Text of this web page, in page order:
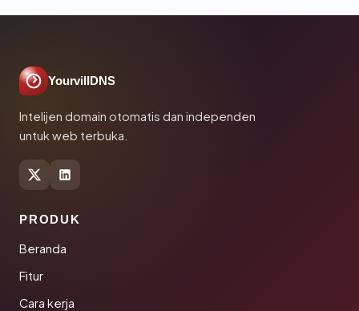
YourvillDNS
Intelijen domain otomatis dan independen
untuk web terbuka.
PRODUK
Beranda
Fitur
Cara kerja